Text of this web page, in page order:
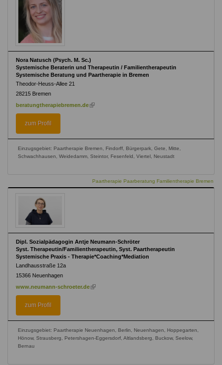
Nora Natusch (Psych. M. Sc.)
Systemische Beraterin und Therapeutin / Familientherapeutin
Systemische Beratung und Paartherapie in Bremen
Theodor-Heuss-Allee 21
28215 Bremen
beratungtherapiebremen.de (link
zum Profil
Einzugsgebiet: Paartherapie Bremen, Findorff, Bürgerpark, Gete, Mitte,
Schwachhausen, Weidedamm, Steintor, Fesenfeld, Viertel, Neustadt
Paartherapie Paarberatung Familientherapie Bremen
Dipl. Sozialpädagogin Antje Neumann-Schröter
Syst. Therapeutin/Familientherapeutin, Syst. Paartherapeutin
Systemische Praxis - Therapie*Coaching*Mediation
Landhausstraße 12a
15366 Neuenhagen
www.neumann-schroeter.de(link
zum Profil
Einzugsgebiet: Paartherapie Neuenhagen, Berlin, Neuenhagen, Hoppegarten,
Hönow, Strausberg, Petershagen-Eggersdorf, Altlandsberg, Buckow, Seelow,
Bernau